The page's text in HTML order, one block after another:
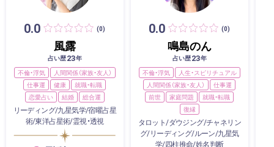
0.0 (0)
風露
占い歴23年
不倫・浮気
人間関係（家族・友人）
仕事運
健康
就職・転職
恋愛占い
結婚 総合運
リーディング/九星気学/宿曜占星
術/東洋占星術/霊視・透視
0.0 (0)
鳴島のん
占い歴23年
不倫・浮気
人生・スピリチュアル
人間関係（家族・友人）
仕事運
前世
家庭問題
就職・転職
復縁
タロット/ダウジング/チャネリン
グ/リーディング/ルーン/九星気
学/四柱推命/姓名判断